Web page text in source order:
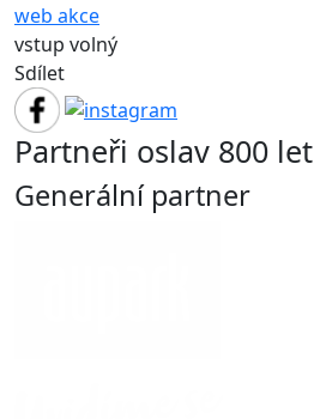
web akce
vstup volný
Sdílet
Partneři oslav 800 let
Generální partner